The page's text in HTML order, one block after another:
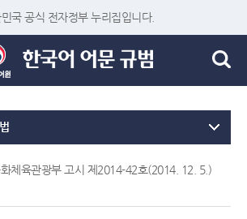
국 공식 전자정부 누리집입니다.
체육관광부 고시 제2014-42호(2014. 12. 5.)